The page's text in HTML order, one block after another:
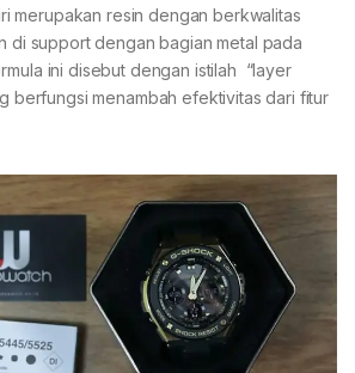
merupakan resin dengan berkwalitas
di support dengan bagian metal pada
ini disebut dengan istilah “layer
berfungsi menambah efektivitas dari fitur